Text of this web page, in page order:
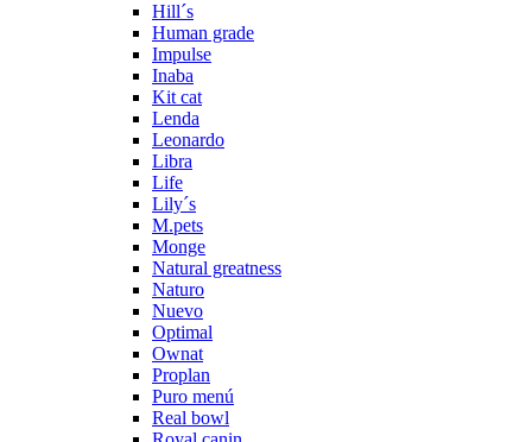
Hill´s
Human grade
Impulse
Inaba
Kit cat
Lenda
Leonardo
Libra
Life
Lily´s
M.pets
Monge
Natural greatness
Naturo
Nuevo
Optimal
Ownat
Proplan
Puro menú
Real bowl